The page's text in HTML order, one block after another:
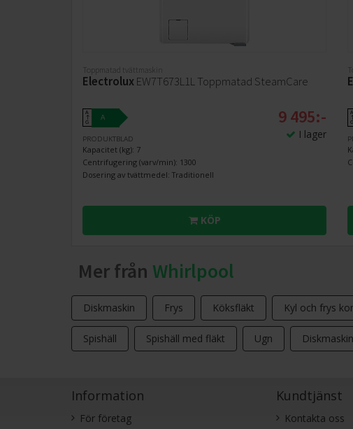
Toppmatad tvättmaskin
ElectroluxEW7T673L1L Toppmatad SteamCare
A
↑
G
A
PRODUKTBLAD
Kapacitet (kg): 7
Centrifugering (varv/min): 1300
Dosering av tvättmedel: Traditionell
9 495:-
I lager
KÖP
A
↑
G
Mer från Whirlpool
Diskmaskin Frys Köksfläkt Kyl och frys
Spishäll Spishäll med fläkt Ugn
Information
För företag
Kundtjänst
Kontakta oss